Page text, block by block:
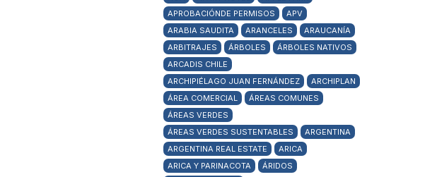
APROBACIÓNDE PERMISOS
APV
ARABIA SAUDITA
ARANCELES
ARAUCANÍA
ARBITRAJES
ÁRBOLES
ÁRBOLES NATIVOS
ARCADIS CHILE
ARCHIPIÉLAGO JUAN FERNÁNDEZ
ARCHIPLAN
ÁREA COMERCIAL
ÁREAS COMUNES
ÁREAS VERDES
ÁREAS VERDES SUSTENTABLES
ARGENTINA
ARGENTINA REAL ESTATE
ARICA
ARICA Y PARINACOTA
ÁRIDOS